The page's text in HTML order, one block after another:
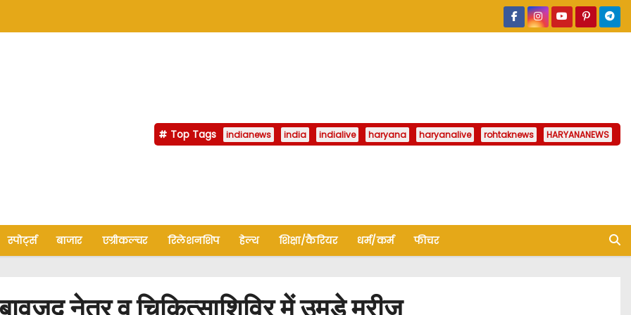
Top Tags indianews india indialive haryana haryanalive rohtaknews HARYANANEWS
स्पोर्ट्स बाजार एग्रीकल्चर रिलेशनशिप हेल्थ शिक्षा/कैरियर धर्म/कर्म फीचर